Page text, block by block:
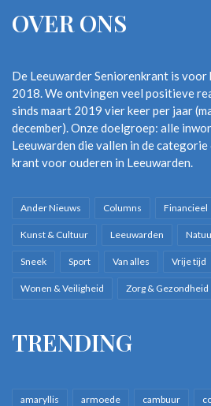
OVER ONS
De Leeuwarder Seniorenkrant is voor
2018. We ontvingen veel positieve
sinds maart 2019 vier keer per jaar
december). Onze doelgroep: alle
Leeuwarden die vallen in de
krant voor ouderen in Leeuwarden.
Ander Nieuws Columns Financieel
Kunst & Cultuur Leeuwarden
Sneek Sport Van alles Vrije tijd
Wonen & Veiligheid Zorg & Gezondheid
TRENDING
amaryllis armoede cambuur